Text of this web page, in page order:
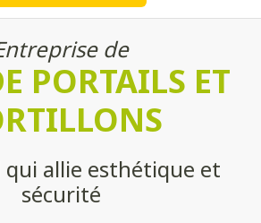
de
PORTAILS ET
allie esthétique et
sécurité